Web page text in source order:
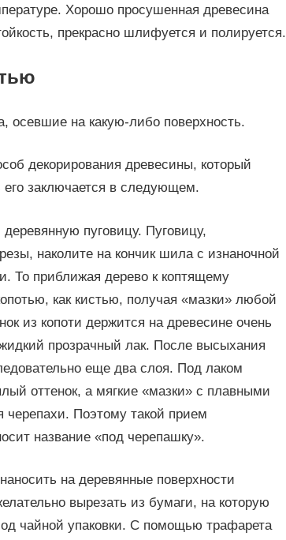
Хорошо просушенная древесина
прекрасно шлифуется и полируется.
на какую-либо поверхность.
декорирования древесины, который
заключается в следующем.
пуговицу. Пуговицу,
наколите на кончик шила с изнаночной
То приближая дерево к коптящему
как кистью, получая «мазки» любой
из копоти держится на древесине очень
прозрачный лак. После высыхания
еще два слоя. Под лаком
оттенок, а мягкие «мазки» с плавными
черепахи. Поэтому такой прием
название «под черепашку».
на деревянные поверхности
вырезать из бумаги, на которую
чайной упаковки. С помощью трафарета